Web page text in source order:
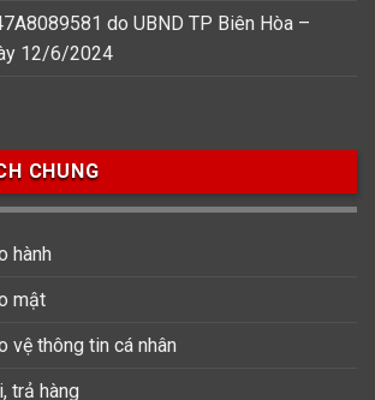
do UBND TP Biên Hòa –
12/6/2024
CHUNG
hành
mật
vệ thông tin cá nhân
trả hàng